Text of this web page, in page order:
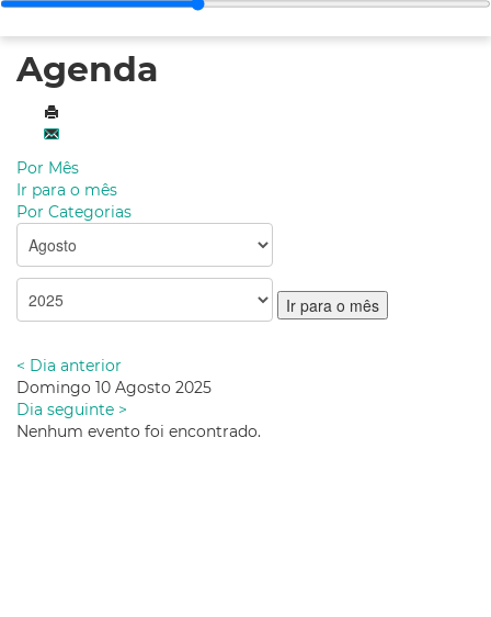
Agenda
Por Mês
Ir para o mês
Por Categorias
Ir para o mês
< Dia anterior
Domingo 10 Agosto 2025
Dia seguinte >
Nenhum evento foi encontrado.